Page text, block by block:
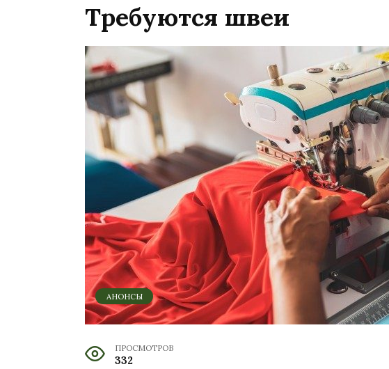
Требуются швеи
АНОНСЫ
ПРОСМОТРОВ
332